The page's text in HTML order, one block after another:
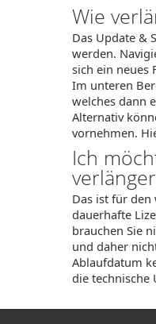
Wie
Das Update &
werden.
sich ein neues
Im unteren
welches dann
Alternativ
vornehmen.
Ich
Das ist für
dauerhafte
brauchen Sie
und daher
Ablaufdatum
die technische